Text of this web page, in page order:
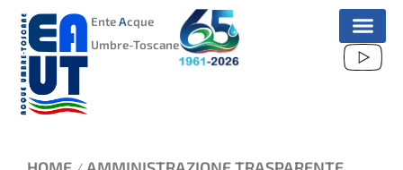
VAI
CONTENUTO
EnteAcque
Umbre-Toscane